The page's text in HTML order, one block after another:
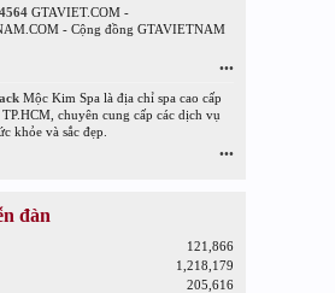
GTAVIET.COM -
- Cộng đồng GTAVIETNAM
•••
Mộc Kim Spa là địa chỉ spa cao cấp
chuyên cung cấp các dịch vụ
khỏe và sắc đẹp.
•••
đàn
121,866
1,218,179
205,616